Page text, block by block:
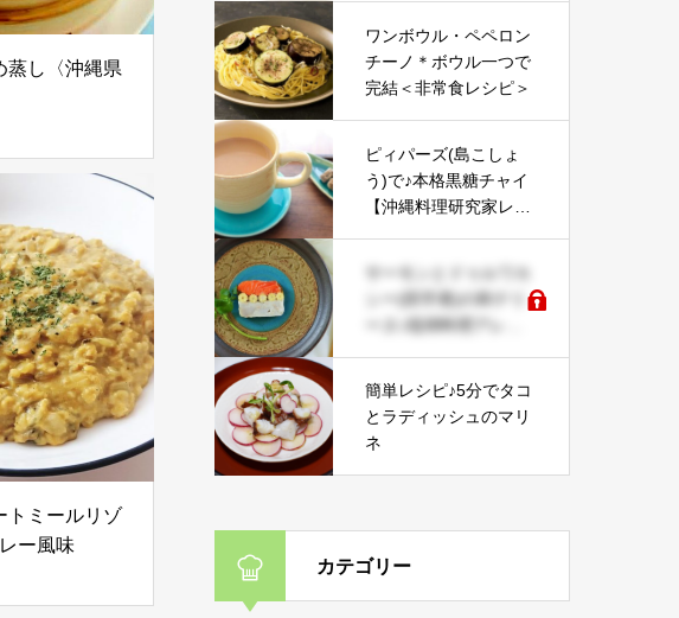
蒸し〈沖縄県
トミールリゾ
ー風味
ワンボウル・ペペロン
チーノ＊ボウル一つで
完結＜非常食レシピ＞
ピィパーズ(島こしょ
う)で♪本格黒糖チャイ
【沖縄料理研究家レシ
サーモンとドゥルワカ
シー(田芋煮)の和テリ
ーヌ♪琉球料理アレン
簡単レシピ♪5分でタコ
とラディッシュのマリ
ネ
カテゴリー